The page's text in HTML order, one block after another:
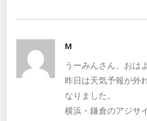
M
うーみんさん、おは
昨日は天気予報が外
なりました。
横浜・鎌倉のアジサ